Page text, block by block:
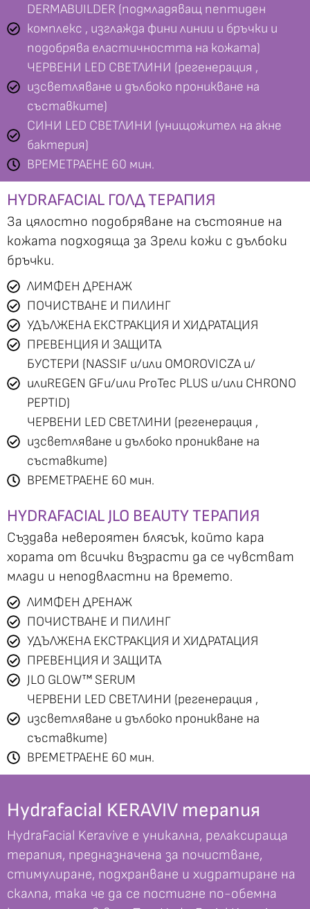
DERMABUILDER (подмладяващ пептиден
комплекс , изглажда фини линии и бръчки и
подобрява еластичността на кожата)
ЧЕРВЕНИ LED СВЕТЛИНИ (регенерация ,
изсветляване и дълбоко проникване на
състaвките)
СИНИ LED СВЕТЛИНИ (унищожител на акне
бактерия)
ВРЕМЕТРАЕНЕ 60 мин.
HYDRAFACIAL JLO BEAUTY ТЕРАПИЯ
Създава невероятен блясък, който кара
хората от всички възрасти да се чувстват
млади и неподвластни на времето.
ЛИМФЕН ДРЕНАЖ
ПОЧИСТВАНЕ И ПИЛИНГ
УДЪЛЖЕНА ЕКСТРАКЦИЯ И ХИДРАТАЦИЯ
ПРЕВЕНЦИЯ И ЗАЩИТА
JLO GLOW™ SERUM
ЧЕРВЕНИ LED СВЕТЛИНИ (регенерация ,
изсветляване и дълбоко проникване на
състaвките)
ВРЕМЕТРАЕНЕ 60 мин.
HYDRAFACIAL ГОЛД ТЕРАПИЯ
За цялостно подобряване на състояние на
кожата подходяща за Зрели кожи с дълбоки
бръчки.
ЛИМФЕН ДРЕНАЖ
ПОЧИСТВАНЕ И ПИЛИНГ
УДЪЛЖЕНА ЕКСТРАКЦИЯ И ХИДРАТАЦИЯ
ПРЕВЕНЦИЯ И ЗАЩИТА
БУСТЕРИ (NASSIF и/или OMOROVICZA и/
илиREGEN GFи/или ProTec PLUS и/или CHRONO
PEPTID)
ЧЕРВЕНИ LED СВЕТЛИНИ (регенерация ,
изсветляване и дълбоко проникване на
състaвките)
ВРЕМЕТРАЕНЕ 60 мин.
Hydrafacial KERAVIV терапия
HydraFacial Keravive е уникална, релаксираща
терапия, предназначена за почистване,
стимулиране, подхранване и хидратиране на
скалпа, така че да се постигне по-обемна